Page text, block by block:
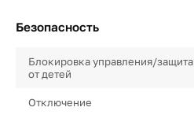
Безопасность
Блокировка управления/защита
от детей
Отключение